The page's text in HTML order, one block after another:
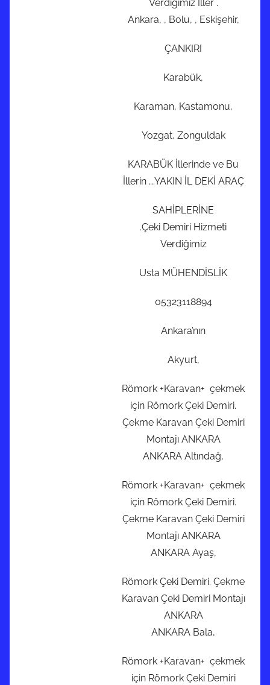
Verdiğimiz İller .
Ankara, , Bolu, , Eskişehir,
ÇANKIRI
Karabük,
Karaman, Kastamonu,
Yozgat, Zonguldak
KARABÜK İllerinde ve Bu
İllerin ….YAKIN İL DEKİ ARAÇ
SAHİPLERİNE
.Çeki Demiri Hizmeti
Verdiğimiz
Usta MÜHENDİSLİK
05323118894
Ankara’nın
Akyurt,
Römork +Karavan+ çekmek
için Römork Çeki Demiri.
Çekme Karavan Çeki Demiri
Montajı ANKARA
ANKARA Altındağ,
Römork +Karavan+ çekmek
için Römork Çeki Demiri.
Çekme Karavan Çeki Demiri
Montajı ANKARA
ANKARA Ayaş,
Römork Çeki Demiri. Çekme
Karavan Çeki Demiri Montajı
ANKARA
ANKARA Bala,
Römork +Karavan+ çekmek
için Römork Çeki Demiri